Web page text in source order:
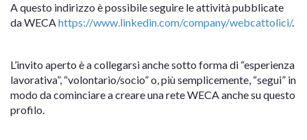
A questo indirizzo è possibile seguire le attività pubblicate
da WECAhttps://www.linkedin.com/company/webcattolici/.
L’invito aperto è a collegarsi anche sotto forma di “esperienza
lavorativa”, “volontario/socio” o, più semplicemente, “segui” in
modo da cominciare a creare una rete WECA anche su questo
profilo.